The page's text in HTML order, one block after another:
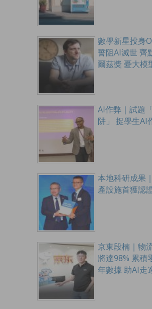
數學新星投身
誓阻AI滅世 齊
爾茲獎 憂大模
AI作弊｜試題
阱」 捉學生AI
本地科研成果
產設施首獲認
京東段楠｜物
將達98% 累積
年數據 助AI走